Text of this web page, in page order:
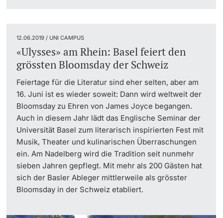
12.06.2019 / UNI CAMPUS
«Ulysses» am Rhein: Basel feiert den
grössten Bloomsday der Schweiz
Feiertage für die Literatur sind eher selten, aber am
16. Juni ist es wieder soweit: Dann wird weltweit der
Bloomsday zu Ehren von James Joyce begangen.
Auch in diesem Jahr lädt das Englische Seminar der
Universität Basel zum literarisch inspirierten Fest mit
Musik, Theater und kulinarischen Überraschungen
ein. Am Nadelberg wird die Tradition seit nunmehr
sieben Jahren gepflegt. Mit mehr als 200 Gästen hat
sich der Basler Ableger mittlerweile als grösster
Bloomsday in der Schweiz etabliert.